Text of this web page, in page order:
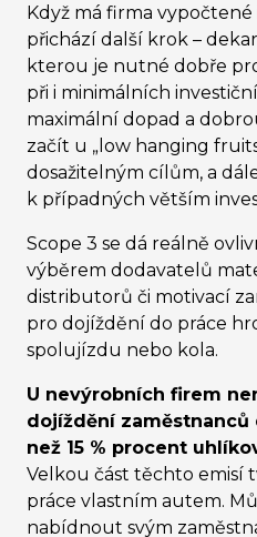
Když má firma vypočtené
přichází další krok –
kterou je nutné dobře
při i minimálních
maximální dopad a
začít u „low hanging
dosažitelným cílům, a
k případných větším
Scope 3 se dá reálně
výběrem dodavatelů
distributorů či motivací
pro dojíždění do práce
spolujízdu nebo kola.
U nevýrobních firem
dojíždění
než 15 % procent
Velkou část těchto emisí
práce vlastním autem.
nabídnout svým